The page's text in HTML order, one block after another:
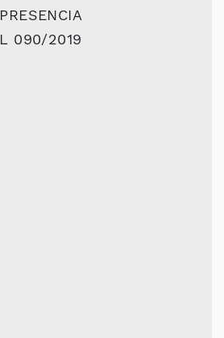
PRESENCIA
L 090/2019